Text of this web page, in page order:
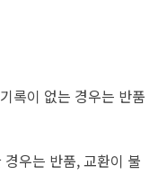
록이 없는 경우는 반품
우는 반품, 교환이 불